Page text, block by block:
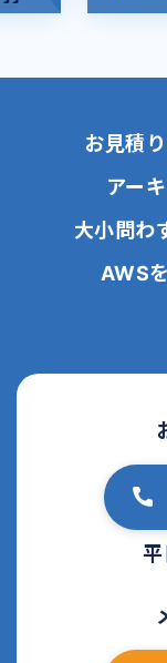
お見積
アー
大小問わ
AWS